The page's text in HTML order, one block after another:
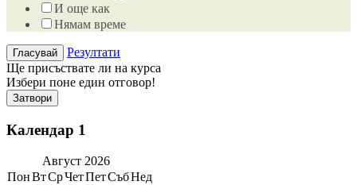
И още как
Нямам време
Резултати
Ще присъствате ли на курса
Избери поне един отговор!
Затвори
Календар 1
Август 2026
ПонВтСрЧетПетСъбНед